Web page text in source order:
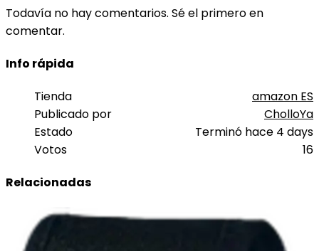
Todavía no hay comentarios. Sé el primero en
comentar.
Info rápida
Tienda
amazon ES
Publicado por
CholloYa
Estado
Terminó hace 4 days
Votos
16
Relacionadas